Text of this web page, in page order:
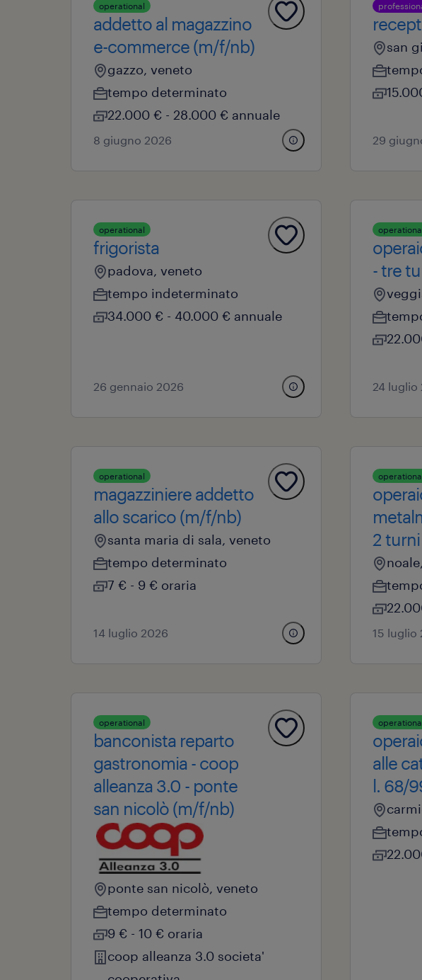
operational
addetto al magazzino
e-commerce (m/f/nb)
gazzo, veneto
tempo determinato
22.000 € - 28.000 € annuale
8 giugno 2026
san
29
operational
frigorista
padova, veneto
tempo indeterminato
34.000 € - 40.000 € annuale
26 gennaio 2026
- tre
24 luglio
operational
magazziniere addetto
allo scarico (m/f/nb)
santa maria di sala, veneto
tempo determinato
7 € - 9 € oraria
14 luglio 2026
2
15 luglio
operational
banconista reparto
gastronomia - coop
alleanza 3.0 - ponte
san nicolò (m/f/nb)
ponte san nicolò, veneto
tempo determinato
9 € - 10 € oraria
coop alleanza 3.0 societa'
alle
l. 68/